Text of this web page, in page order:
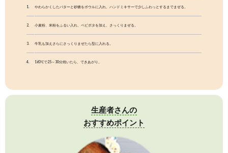
にんじん 80g
￥1,000（税込 ￥1,080）
商品番号：87